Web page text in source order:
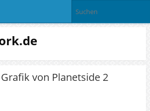
von Planetside 2